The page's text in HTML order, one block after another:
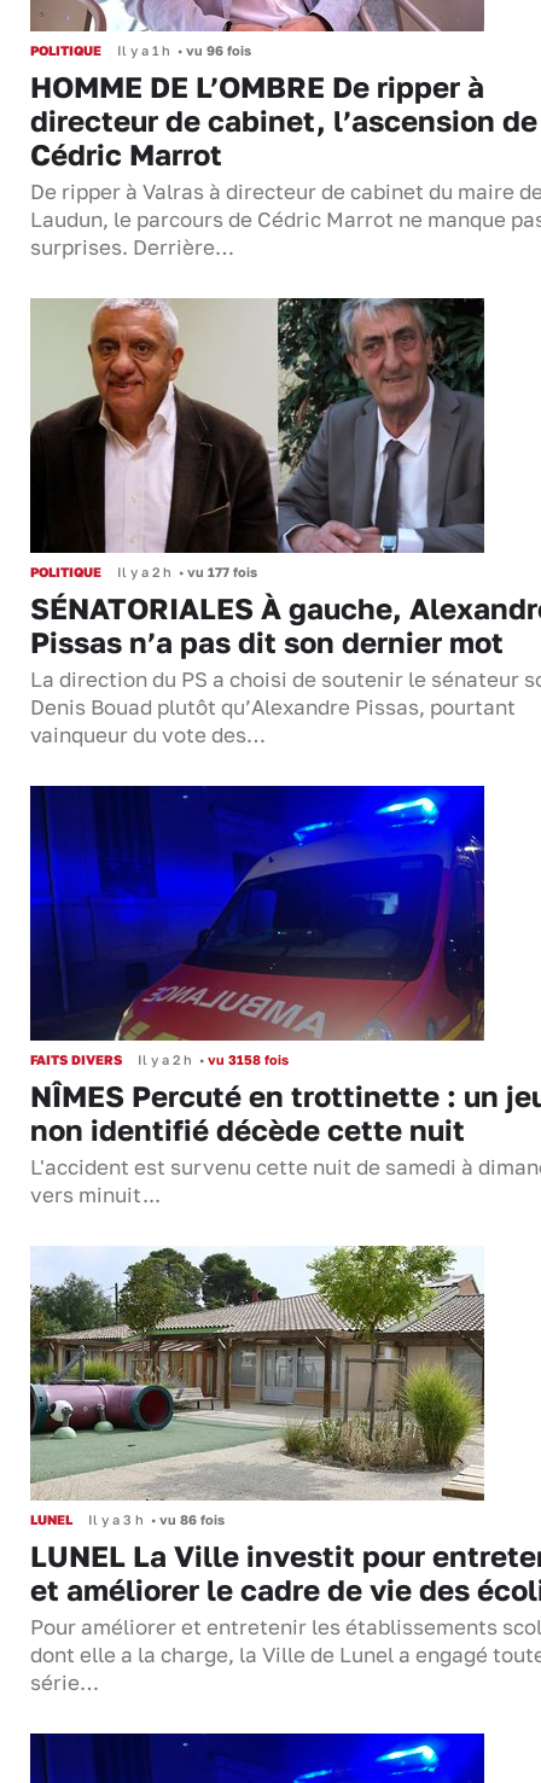
POLITIQUE Il y a 1 h • vu 96 fois
HOMME DE L’OMBRE De ripper à
directeur de cabinet, l’ascension de
Cédric Marrot
De ripper à Valras à directeur de cabinet du maire
Laudun, le parcours de Cédric Marrot ne manque
surprises. Derrière…
POLITIQUE Il y a 2 h • vu 177 fois
SÉNATORIALES À gauche,
Pissas n’a pas dit son dernier mot
La direction du PS a choisi de soutenir le sénateur
Denis Bouad plutôt qu’Alexandre Pissas, pourtant
vainqueur du vote des…
FAITS DIVERS Il y a 2 h • vu 3158 fois
NÎMES Percuté en trottinette : un
non identifié décède cette nuit
L'accident est survenu cette nuit de samedi à
vers minuit...
LUNEL Il y a 3 h • vu 86 fois
LUNEL La Ville investit pour
et améliorer le cadre de vie des
Pour améliorer et entretenir les établissements
dont elle a la charge, la Ville de Lunel a engagé
série…